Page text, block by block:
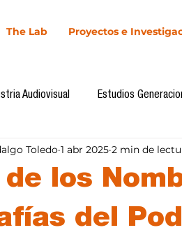
The Lab Proyectos e
Audiovisual Estudios
Cultura Digital Comunicación
Investigación
los
del
Toledo 1 abr 2025 2 min de